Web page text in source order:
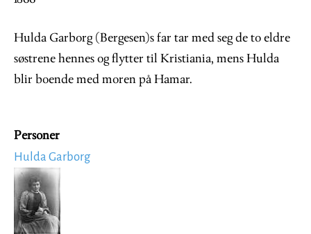
Hulda Garborg (Bergesen)s far tar med seg de to eldre
søstrene hennes og flytter til Kristiania, mens Hulda
blir boende med moren på Hamar.
Personer
Hulda Garborg
Image